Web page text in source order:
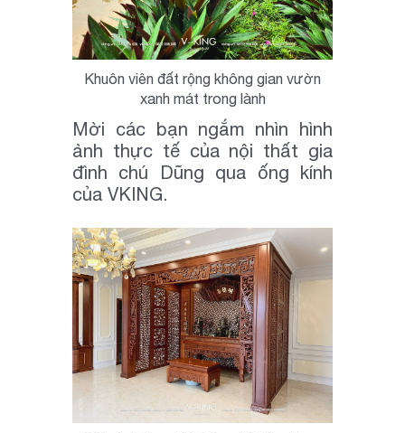
Khuôn viên đất rộng không gian vườn
xanh mát trong lành
Mời các bạn ngắm nhìn hình
ảnh thực tế của nội thất gia
đình chú Dũng qua ống kính
của VKING.